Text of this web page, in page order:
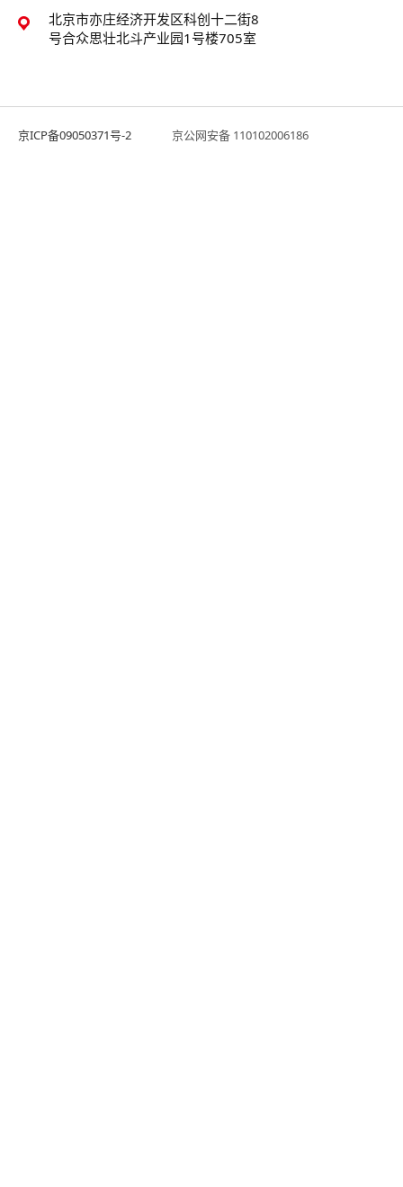
北京市亦庄经济开发区科创十二街8
号合众思壮北斗产业园1号楼705室
京ICP备09050371号-2 京公网安备 110102006186